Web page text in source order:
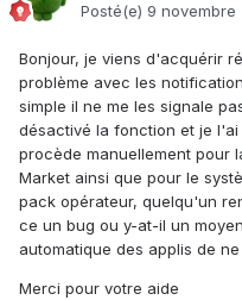
Posté(e) 9 novembre
Bonjour, je viens d'acquérir
problème avec les
simple il ne me les signale
désactivé la fonction et je
procède manuellement pour
Market ainsi que pour le
pack opérateur, quelqu'un
ce un bug ou y-at-il un
automatique des applis de
Merci pour votre aide